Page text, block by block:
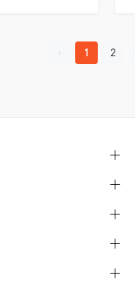
1 2